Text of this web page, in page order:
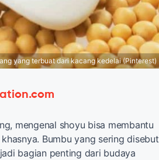
yang terbuat dari kacang kedelai (Pinterest)
mengenal shoyu bisa membantu
Bumbu yang sering disebut
bagian penting dari budaya